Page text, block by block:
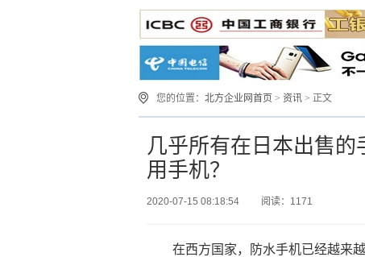
您的位置： 北方企业网首页 > 资讯 > 正文
几乎所有在日本出售
用手机？
2020-07-15 08:18:54 阅读：1171
在西方国家，防水手机已经越来